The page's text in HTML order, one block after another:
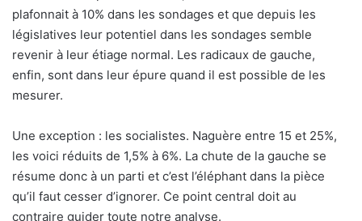
plafonnait à 10% dans les sondages et que depuis les
législatives leur potentiel dans les sondages semble
revenir à leur étiage normal. Les radicaux de gauche,
enfin, sont dans leur épure quand il est possible de les
mesurer.
Une exception : les socialistes. Naguère entre 15 et 25%,
les voici réduits de 1,5% à 6%. La chute de la gauche se
résume donc à un parti et c’est l’éléphant dans la pièce
qu’il faut cesser d’ignorer. Ce point central doit au
contraire guider toute notre analyse.